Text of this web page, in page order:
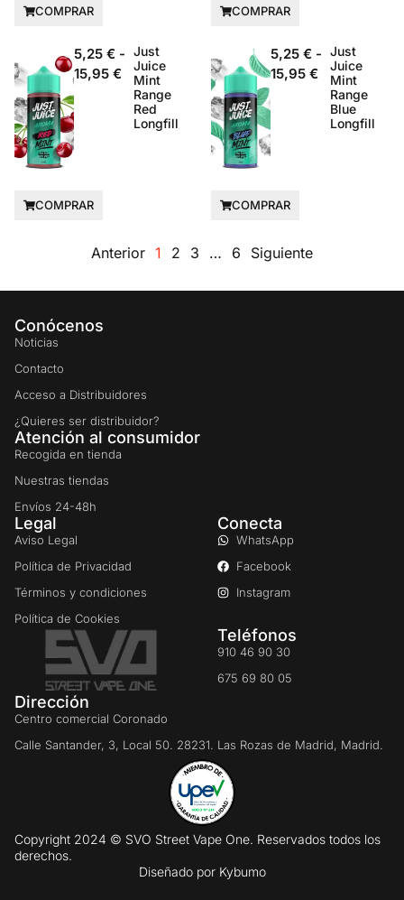
COMPRAR COMPRAR
5,25 € -
15,95 €
Just
Juice
Mint
Range
Red
Longfill
COMPRAR
5,25 € -
15,95 €
Just
Juice
Mint
Range
Blue
Longfill
COMPRAR
Anterior 1 2 3 … 6 Siguiente
Conócenos
Noticias
Contacto
Acceso a Distribuidores
¿Quieres ser distribuidor?
Atención al consumidor
Recogida en tienda
Nuestras tiendas
Envíos 24-48h
Legal
Aviso Legal
Política de Privacidad
Términos y condiciones
Política de Cookies
Conecta
WhatsApp
Facebook
Instagram
Teléfonos
910 46 90 30
675 69 80 05
Dirección
Centro comercial Coronado
Calle Santander, 3, Local 50. 28231. Las Rozas de Madrid, Madrid.
Copyright 2024 © SVO Street Vape One. Reservados todos los
derechos.
Diseñado por Kybumo